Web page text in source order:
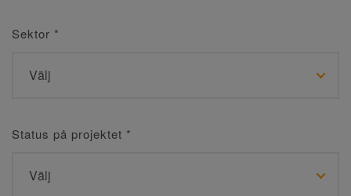
Sektor *
Status på projektet *